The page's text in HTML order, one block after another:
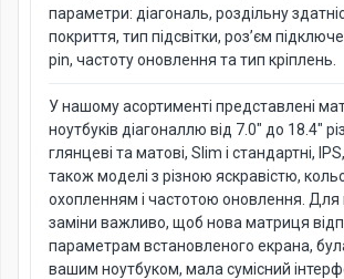
параметри: діагональ, роздільну
покриття, тип підсвітки, роз’єм
pin, частоту оновлення та тип кріплень.
У нашому асортименті представлені
ноутбуків діагоналлю від 7.0" до 18.4"
глянцеві та матові, Slim і стандартні,
також моделі з різною яскравістю,
охопленням і частотою оновлення. Для
заміни важливо, щоб нова матриця
параметрам встановленого екрана,
вашим ноутбуком, мала сумісний